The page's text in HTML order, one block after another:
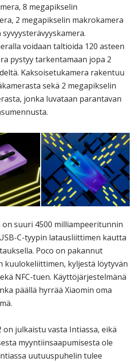
8 megapikselin
2 megapikselin makrokamera
voidaan taltioida 120 asteen
pystyy tarkentamaan jopa 2
Kaksoisetukamera rakentuu
sekä 2 megapikselin
jonka luvataan parantavan
suuri 4500 milliampeeritunnin
C-tyypin latausliittimen kautta
Poco on pakannut
kuulokeliittimen, kyljestä löytyvän
NFC-tuen. Käyttöjärjestelmänä
päällä hyrrää Xiaomin oma
on julkaistu vasta Intiassa, eikä
myyntiinsaapumisesta ole
uutuuspuhelin tulee